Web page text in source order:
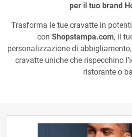
per il tuo brand
Trasforma le tue cravatte in
con Shopstampa.com, il
personalizzazione di
cravatte uniche che rispecchino
ristorante o